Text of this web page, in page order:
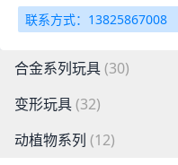
联系方式：13825867008
合金系列玩具(30)
变形玩具(32)
动植物系列 (12)